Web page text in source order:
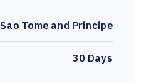
Sao Tome and Principe
30 Days